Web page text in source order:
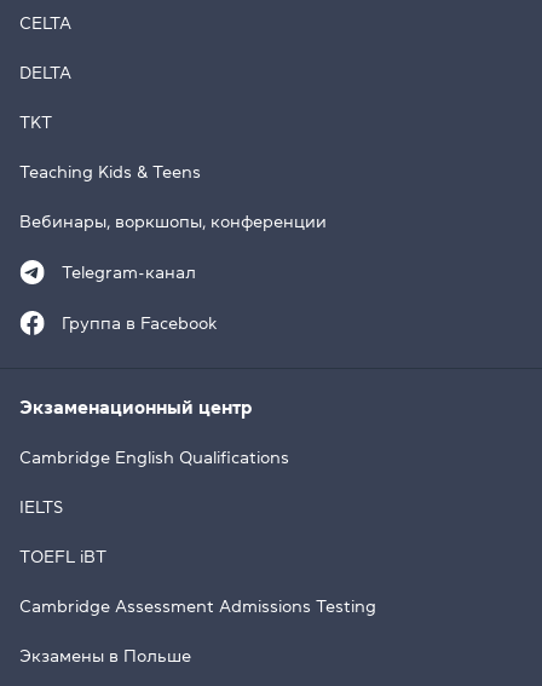
CELTA
DELTA
TKT
Teaching Kids & Teens
Вебинары, воркшопы, конференции
Telegram-канал
Группа в Facebook
Экзаменационный центр
Cambridge English Qualifications
IELTS
TOEFL iBT
Cambridge Assessment Admissions Testing
Экзамены в Польше